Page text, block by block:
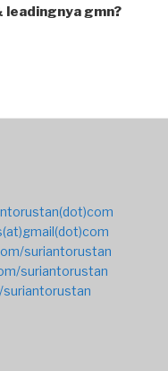
leadingnya gmn?
suriantorustan
suriantorustan